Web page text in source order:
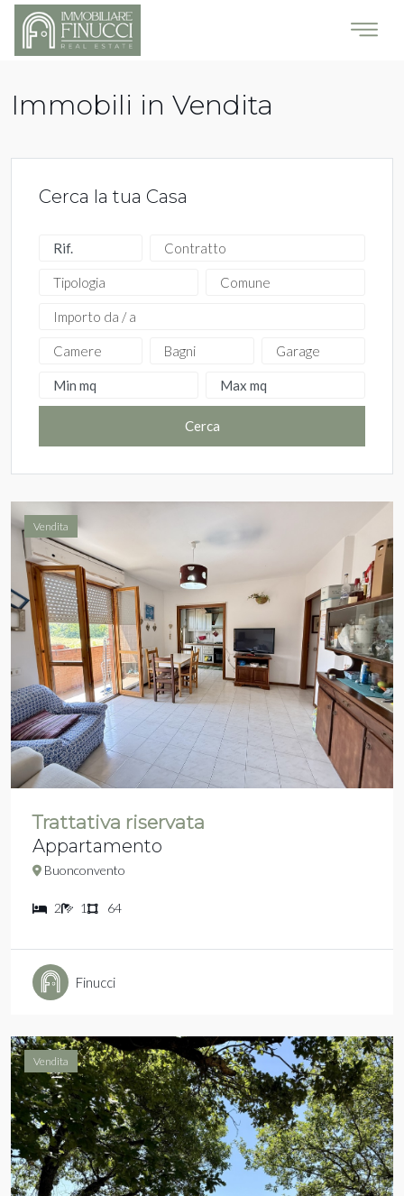
Immobili in Vendita
Cerca la tua Casa
Cerca
Vendita
Trattativa riservata
Appartamento
Buonconvento
2 1 64
Finucci
Vendita